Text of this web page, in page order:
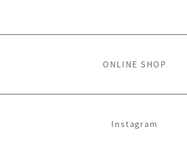
ONLINE SHOP
Instagram